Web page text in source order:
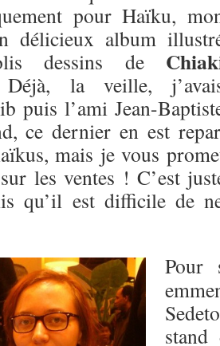
pour Haïku,
délicieux album
dessins de
la veille,
puis l’ami Jean-
ce dernier en est
mais je vous
les ventes ! C’est
qu’il est difficile de
Pour
stand